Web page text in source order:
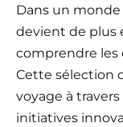
Dans un
devient de plus
comprendre les
Cette sélection
voyage à
initiatives